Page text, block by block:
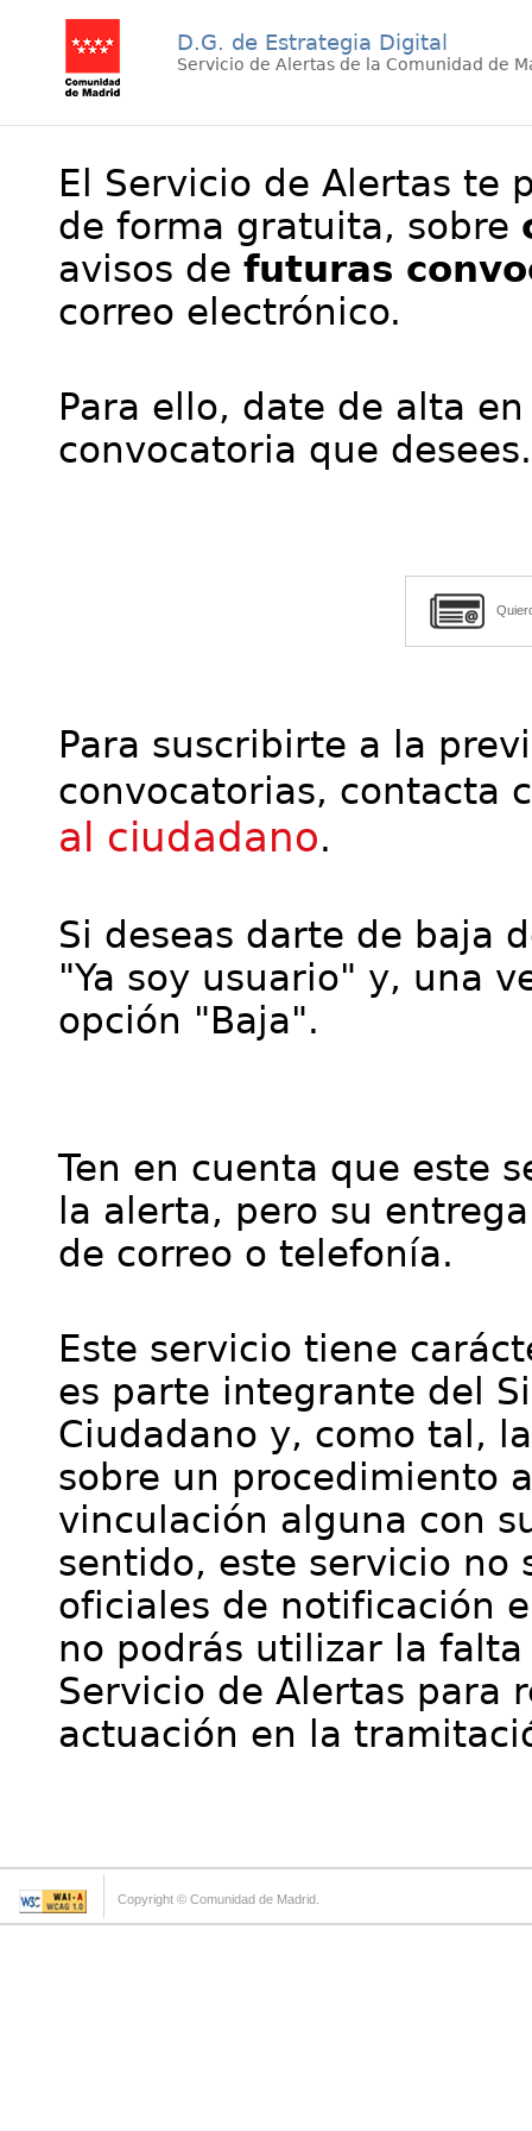
D.G. de Estrategia Digital
Servicio de Alertas de la Comunidad de
El Servicio de Alertas te
de forma gratuita, sobre
avisos de futuras
correo electrónico.
Para ello, date de alta
convocatoria que desees.
Para suscribirte a la
convocatorias, contacta
al ciudadano.
Si deseas darte de baja
"Ya soy usuario" y, una
opción "Baja".
Ten en cuenta que este
la alerta, pero su
de correo o telefonía.
Este servicio tiene
es parte integrante del
Ciudadano y, como tal,
sobre un procedimiento
vinculación alguna con
sentido, este servicio no
oficiales de notificación
no podrás utilizar la
Servicio de Alertas para
actuación en la
Copyright © Comunidad de Madrid.